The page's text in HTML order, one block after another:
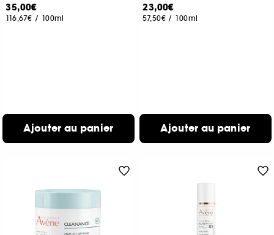
35,00€
116,67€ / 100ml
Ajouter au panier
23,00€
57,50€ / 100ml
Ajouter au panier